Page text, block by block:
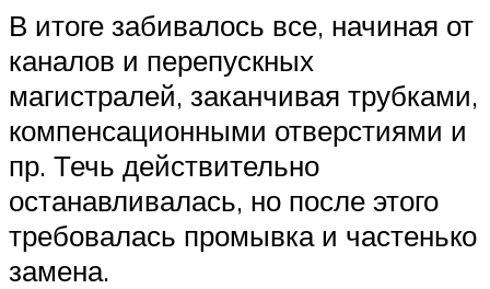
В итоге забивалось все, начиная от
каналов и перепускных
магистралей, заканчивая трубками,
компенсационными отверстиями и
пр. Течь действительно
останавливалась, но после этого
требовалась промывка и частенько
замена.